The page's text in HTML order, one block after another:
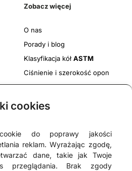
cookies
do poprawy jakości
reklam. Wyrażając zgodę,
dane, takie jak Twoje
przeglądania. Brak zgody
Zobacz więcej
O nas
Porady i blog
Klasyfikacja kółASTM
Ciśnienie i szerokość opon
Regulamin witryny